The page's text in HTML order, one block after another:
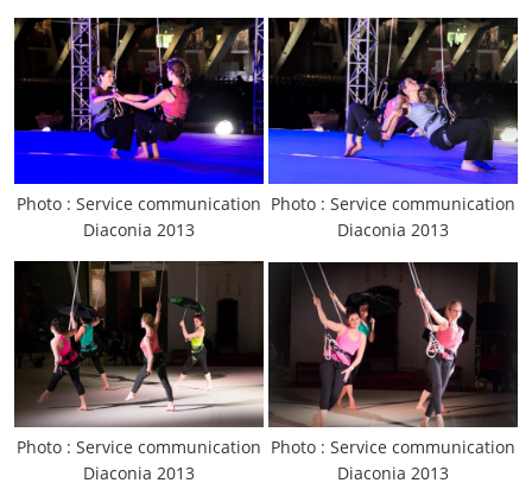
Photo : Service communication
Diaconia 2013
Photo : Service communication
Diaconia 2013
Photo : Service communication
Diaconia 2013
Photo : Service communication
Diaconia 2013